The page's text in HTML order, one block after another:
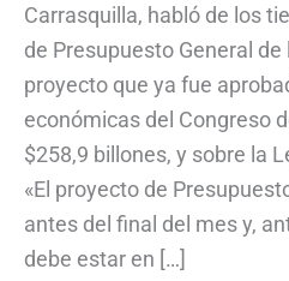
Carrasquilla, habló de los
de Presupuesto General de
proyecto que ya fue
económicas del Congreso
$258,9 billones, y sobre la
«El proyecto de
antes del final del mes y,
debe estar en […]